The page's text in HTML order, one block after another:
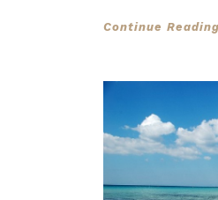
Continue Reading